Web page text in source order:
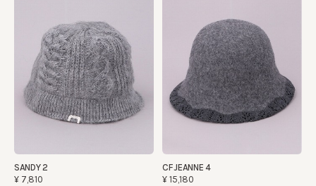
SANDY 2
¥7,810
CF JEANNE 4
¥15,180